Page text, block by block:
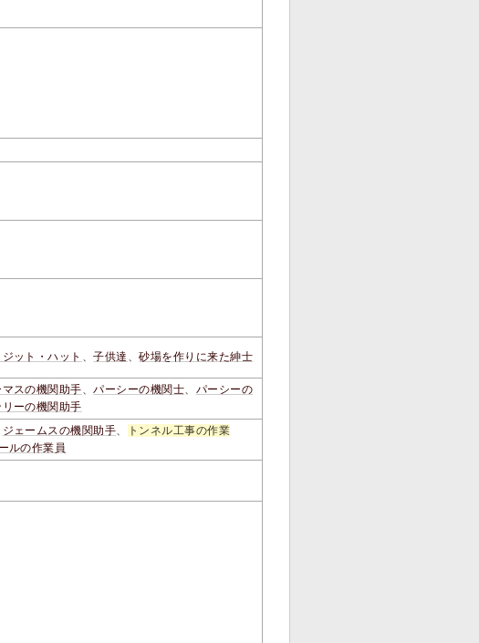
ジット・ハット 、子供達 、砂場を作りに来た紳士
マスの機関助手 、パーシーの機関士
パーシーの
リーの機関助手
ジェームスの機関助手
トンネル工事の作業
ルの作業員